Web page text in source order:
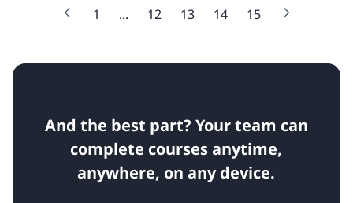
1 ... 12 13 14 15
And the best part? Your team can
complete courses anytime,
anywhere, on any device.